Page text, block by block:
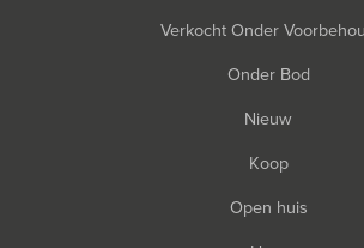
Verkocht Onder
Onder Bod
Nieuw
Koop
Open huis